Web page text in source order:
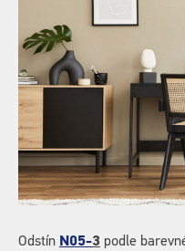
Odstín N05-3 podle